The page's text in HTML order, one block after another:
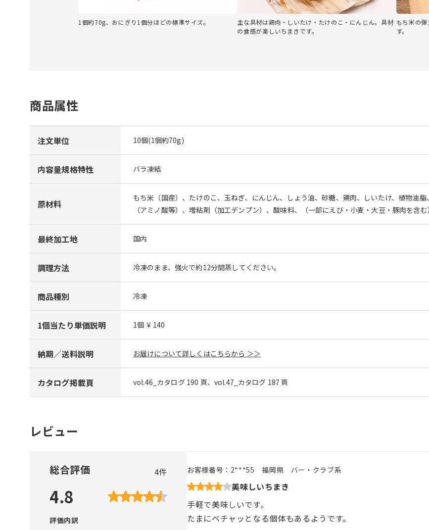
1個約70g、おにぎり1個分ほどの標準サイズ。
主な具材は鶏肉・しいたけ・たけのこ・にんじん。具材
の食感が楽しいちまきです。
もち米の
す。
商品属性
注文単位 10個(1個約70g)
内容量規格特性 バラ凍結
原材料
もち米（国産）、たけのこ、玉ねぎ、にんじん、しょう油、砂糖、鶏肉、しいたけ、植物油
（アミノ酸等）、増粘剤（加工デンプン）、酸味料、（一部にえび・小麦・大豆・豚肉を含む）
最終加工地 国内
調理方法 冷凍のまま、強火で約12分間蒸してください。
商品種別 冷凍
1個当たり単価説明 1個 ￥140
納期／送料説明 お届けについて詳しくはこちらから ＞＞
カタログ掲載頁 vol.46_カタログ 190 頁、vol.47_カタログ 187 頁
レビュー
総合評価 4件
4.8
評価内訳
お客様番号： 2***55 福岡県 バー・クラブ系
美味しいちまき
手軽で美味しいです。
たまにベチャッとなる個体もあるようです。